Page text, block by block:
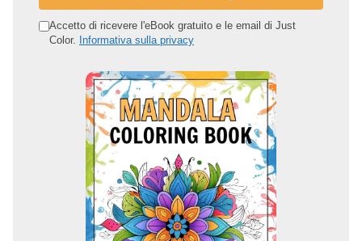
o Accetto di ricevere l'eBook gratuito e le email di Just
Color.
Informativa sulla privacy